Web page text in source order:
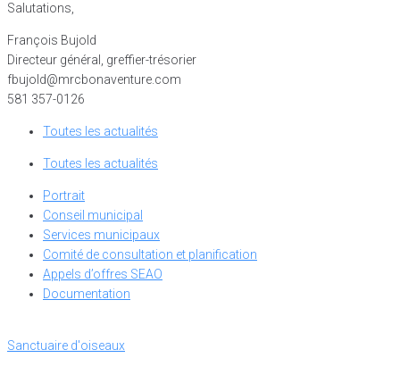
Salutations,
François Bujold
Directeur général, greffier-trésorier
fbujold@mrcbonaventure.com
581 357-0126
Toutes les actualités
Toutes les actualités
Portrait
Conseil municipal
Services municipaux
Comité de consultation et planification
Appels d’offres SEAO
Documentation
Sanctuaire d'oiseaux